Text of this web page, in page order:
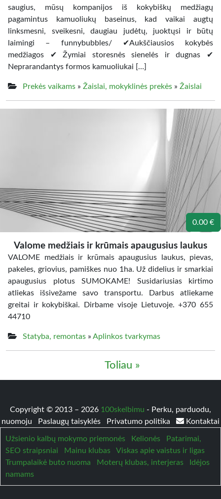
saugius, mūsų kompanijos iš kokybiškų medžiagų
pagamintus kamuoliukų baseinus, kad vaikai augtų
linksmesni, sveikesni, daugiau judėtų, juoktųsi ir būtų
laimingi – funnybubbles/ ✔Aukščiausios kokybės
medžiagos ✔ Žymiai storesnės sienelės ir dugnas ✔
Neprarandantys formos kamuoliukai […]
Prekės vaikams » Žaislai, mokyklinės prekės » Žaislai
0.00 €
Valome medžiais ir krūmais apaugusius laukus
VALOME medžiais ir krūmais apaugusius laukus, pievas,
pakeles, griovius, pamiškes nuo 1ha. Už didelius ir smarkiai
apaugusius plotus SUMOKAME! Susidariusias kirtimo
atliekas išsivežame savo transportu. Darbus atliekame
greitai ir kokybiškai. Dirbame visoje Lietuvoje. +370 655
44710
Statyba, remontas » Aplinkos tvarkymas
Toliau »
Copyright © 2013 – 2026 100skelbimu - Perku, parduodu,
nuomoju
Paslaugų taisyklės Privatumo politika Kontaktai
Užsienio kalbų mokymo priemonės Kelionės
Patarimai,
SEO straipsniai
Mainu klubas
Viskas apie vaistus ir ligas
Trumpalaikė buto nuoma
Moterų klubas, interjeras
Idėjos
namams